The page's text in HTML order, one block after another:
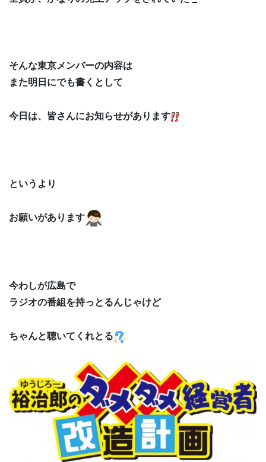
そんな東京メンバーの内容は
また明日にでも書くとして
今日は、皆さんにお知らせがあります
というより
お願いがあります
今わしが広島で
ラジオの番組を持っとるんじゃけど
ちゃんと聴いてくれとる